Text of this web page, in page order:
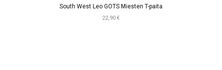
South West Leo GOTS Miesten T-paita
22,90 €